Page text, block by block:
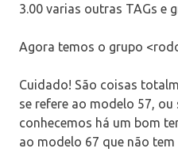
3.00 varias outras TAGs e
Agora temos o grupo
Cuidado! São coisas
se refere ao modelo 57, ou
conhecemos há um bom
ao modelo 67 que não